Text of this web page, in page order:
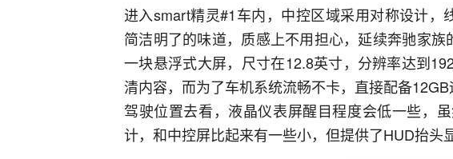
进入smart精灵#1车内，中控区域采用对称设计，
简洁明了的味道，质感上不用担心，延续奔驰家
一块悬浮式大屏，尺寸在12.8英寸，分辨率达到
清内容，而为了车机系统流畅不卡，直接配备
驾驶位置去看，液晶仪表屏醒目程度会低一些，
计，和中控屏比起来有一些小，但提供了HUD抬头